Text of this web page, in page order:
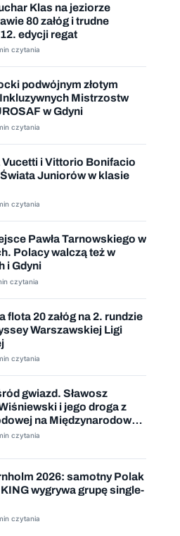
Klas na jeziorze
80 załóg i trudne
edycji regat
czytania
podwójnym złotym
Mistrzostw
w Gdyni
czytania
Vucetti i Vittorio Bonifacio
Juniorów w klasie
czytania
Pawła Tarnowskiego w
Polacy walczą też w
i Gdyni
czytania
flota 20 załóg na 2. rundzie
Warszawskiej Ligi
czytania
gwiazd. Sławosz
i jego droga z
na Międzynarodową
czytania
2026: samotny Polak
wygrywa grupę single-
czytania